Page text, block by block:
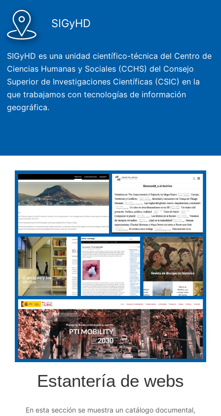
SIGyHD
SIGyHD es una unidad científico-técnica del Centro de
Ciencias Humanas y Sociales (CCHS) del Consejo
Superior de Investigaciones Científicas (CSIC) en la
que trabajamos con tecnologías de información
geográfica.
Estantería de webs
En esta sección se muestra un catálogo documental,